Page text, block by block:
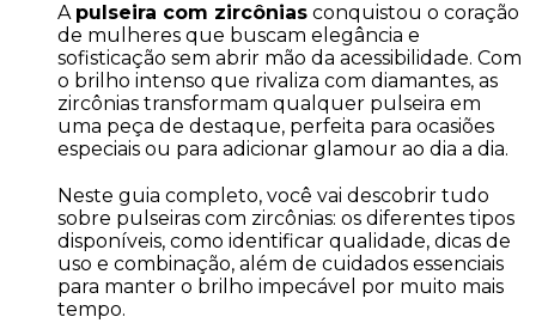
A pulseira com zircônias conquistou o coração
de mulheres que buscam elegância e
sofisticação sem abrir mão da acessibilidade. Com
o brilho intenso que rivaliza com diamantes, as
zircônias transformam qualquer pulseira em
uma peça de destaque, perfeita para ocasiões
especiais ou para adicionar glamour ao dia a dia.
Neste guia completo, você vai descobrir tudo
sobre pulseiras com zircônias: os diferentes tipos
disponíveis, como identificar qualidade, dicas de
uso e combinação, além de cuidados essenciais
para manter o brilho impecável por muito mais
tempo.